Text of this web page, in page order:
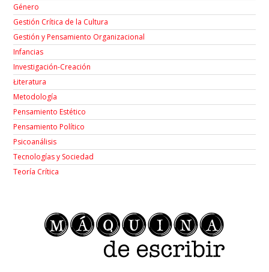
Género
Gestión Crítica de la Cultura
Gestión y Pensamiento Organizacional
Infancias
Investigación-Creación
Łiteratura
Metodología
Pensamiento Estético
Pensamiento Político
Psicoanálisis
Tecnologías y Sociedad
Teoría Crítica